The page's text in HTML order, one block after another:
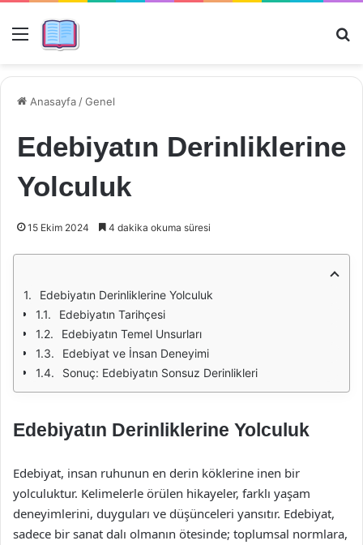
Menü
Anasayfa /Genel
Edebiyatın Derinliklerine
Yolculuk
15 Ekim 2024 4 dakika okuma süresi
Edebiyatın Derinliklerine Yolculuk
Edebiyatın Tarihçesi
Edebiyatın Temel Unsurları
Edebiyat ve İnsan Deneyimi
Sonuç: Edebiyatın Sonsuz Derinlikleri
Edebiyatın Derinliklerine Yolculuk
Edebiyat, insan ruhunun en derin köklerine inen bir
yolculuktur. Kelimelerle örülen hikayeler, farklı yaşam
deneyimlerini, duyguları ve düşünceleri yansıtır. Edebiyat,
sadece bir sanat dalı olmanın ötesinde; toplumsal normlara,